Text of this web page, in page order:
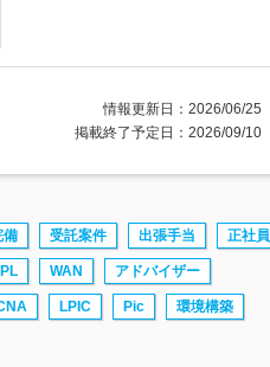
情報更新日：2026/06/25
掲載終了予定日：2026/09/10
備 受託案件 出張手当 正社員
PL WAN アドバイザー
LPIC Pic 環境構築